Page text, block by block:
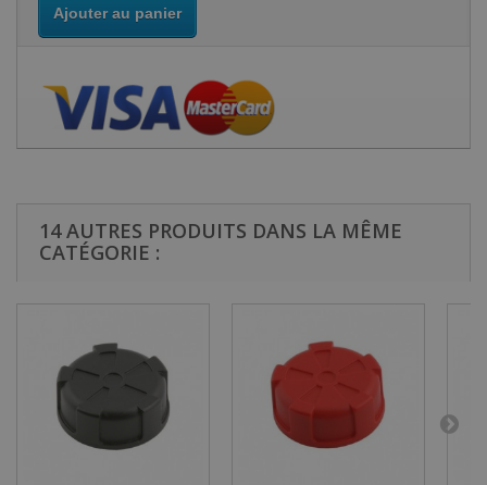
Ajouter au panier
14 AUTRES PRODUITS DANS LA MÊME
CATÉGORIE :